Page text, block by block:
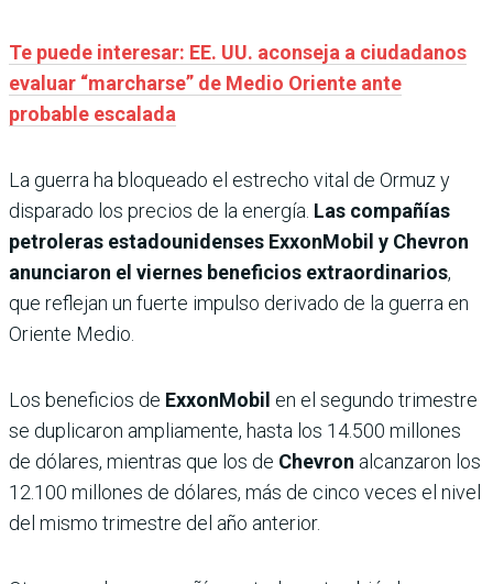
Te puede interesar: EE. UU. aconseja a ciudadanos
evaluar “marcharse” de Medio Oriente ante
probable escalada
La guerra ha bloqueado el estrecho vital de Ormuz y
disparado los precios de la energía. Las compañías
petroleras estadounidenses ExxonMobil y Chevron
anunciaron el viernes beneficios extraordinarios,
que reflejan un fuerte impulso derivado de la guerra en
Oriente Medio.
Los beneficios de ExxonMobil en el segundo trimestre
se duplicaron ampliamente, hasta los 14.500 millones
de dólares, mientras que los de Chevron alcanzaron los
12.100 millones de dólares, más de cinco veces el nivel
del mismo trimestre del año anterior.